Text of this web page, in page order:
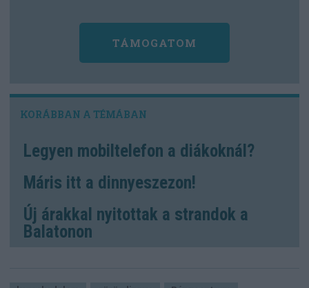
TÁMOGATOM
Legyen mobiltelefon a diákoknál?
Máris itt a dinnyeszezon!
Új árakkal nyitottak a strandok a
Balatonon